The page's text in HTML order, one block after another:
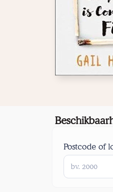
Postcode of